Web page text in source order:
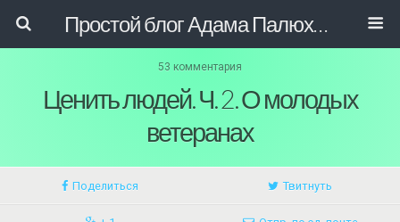
Простой блог Адама Палюховича
53 комментария
Ценить людей. Ч. 2. О молодых
ветеранах
Поделиться Твитнуть